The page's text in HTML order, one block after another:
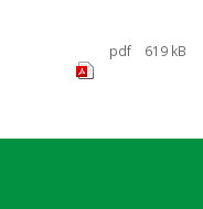
pdf 619 kB